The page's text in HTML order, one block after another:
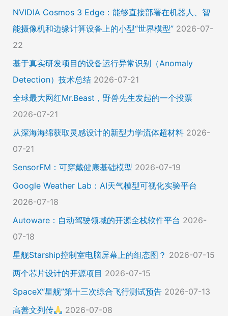
NVIDIA Cosmos 3 Edge：能够直接部署在机器人、智
能摄像机和边缘计算设备上的小型“世界模型” 2026-07-
22
基于真实研发项目的设备运行异常识别（Anomaly
Detection）技术总结 2026-07-21
全球最大网红Mr.Beast，野兽先生发起的一个投票
2026-07-21
从深海海绵获取灵感设计的新型力学流体超材料 2026-
07-21
SensorFM：可穿戴健康基础模型 2026-07-19
Google Weather Lab：AI天气模型可视化实验平台
2026-07-18
Autoware：自动驾驶领域的开源全栈软件平台 2026-
07-18
星舰Starship控制室电脑屏幕上的组态图？ 2026-07-15
两个芯片设计的开源项目 2026-07-15
SpaceX“星舰”第十三次综合飞行测试预告 2026-07-13
高善文列传
2026-07-08